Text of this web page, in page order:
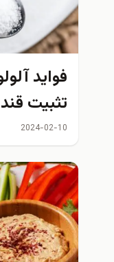
فواید
تثبیت
2024-02-10